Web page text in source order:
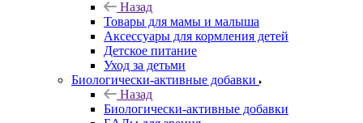
Назад
Товары для мамы и малыша
Аксессуары для кормления детей
Детское питание
Уход за детьми
Биологически-активные добавки
Назад
Биологически-активные добавки